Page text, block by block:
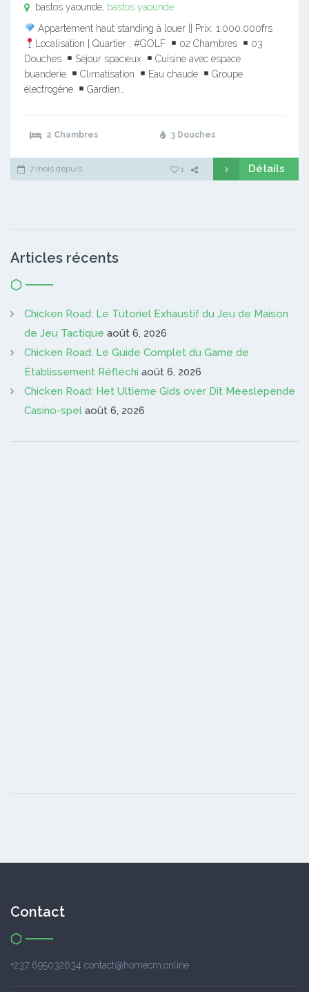
bastos yaounde, bastos yaounde
Appartement haut standing à louer || Prix: 1.000.000frs
Localisation | Quartier : #GOLF
02 Chambres
03
Douches
Séjour spacieux
Cuisine avec espace
buanderie
Climatisation Eau chaude
Groupe
électrogène
Gardien…
2 Chambres 3 Douches
7 mois depuis 1 Détails
Articles récents
Chicken Road: Le Tutoriel Exhaustif du Jeu de Maison
de Jeu Tactique août 6, 2026
Chicken Road: Le Guide Complet du Game de
Établissement Réfléchi août 6, 2026
Chicken Road: Het Ultieme Gids over Dit Meeslepende
Casino-spel août 6, 2026
Contact
+237 695032634 contact@homecm.online